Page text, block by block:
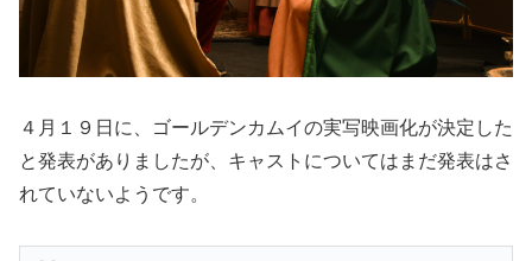
４月１９日に、ゴールデンカムイの実写映画化が決定した
と発表がありましたが、キャストについてはまだ発表はさ
れていないようです。